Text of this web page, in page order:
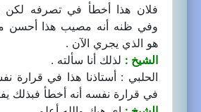
فلان هذا أخطأ في تصرفه لكن
وفي ظنه أنه مصيب هذا أحسن
هو الذي يجري الآن .
الشيخ : لذلك أنا سألته .
الحلبي : أستاذنا هذا في قرارة
في قرارة نفسه أنه أخطأ فبذلك